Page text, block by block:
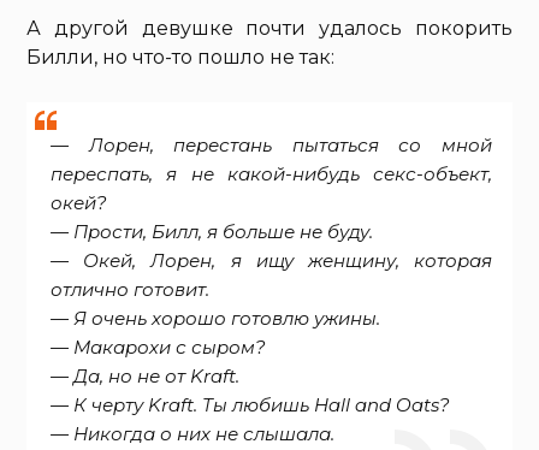
А другой девушке почти удалось покорить
Билли, но что-то пошло не так:
— Лорен, перестань пытаться со мной
переспать, я не какой-нибудь секс-объект,
окей?
— Прости, Билл, я больше не буду.
— Окей, Лорен, я ищу женщину, которая
отлично готовит.
— Я очень хорошо готовлю ужины.
— Макарохи с сыром?
— Да, но не от Kraft.
— К черту Kraft. Ты любишь Hall and Oats?
— Никогда о них не слышала.